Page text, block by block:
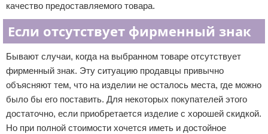
качество предоставляемого товара.
Если отсутствует фирменный знак
Бывают случаи, когда на выбранном товаре отсутствует
фирменный знак. Эту ситуацию продавцы привычно
объясняют тем, что на изделии не осталось места, где можно
было бы его поставить. Для некоторых покупателей этого
достаточно, если приобретается изделие с хорошей скидкой.
Но при полной стоимости хочется иметь и достойное